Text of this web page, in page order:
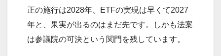
正の施行は2028年、ETFの実現は早くて2027
年と、果実が出るのはまだ先です。しかも法案
は参議院の可決という関門を残しています。